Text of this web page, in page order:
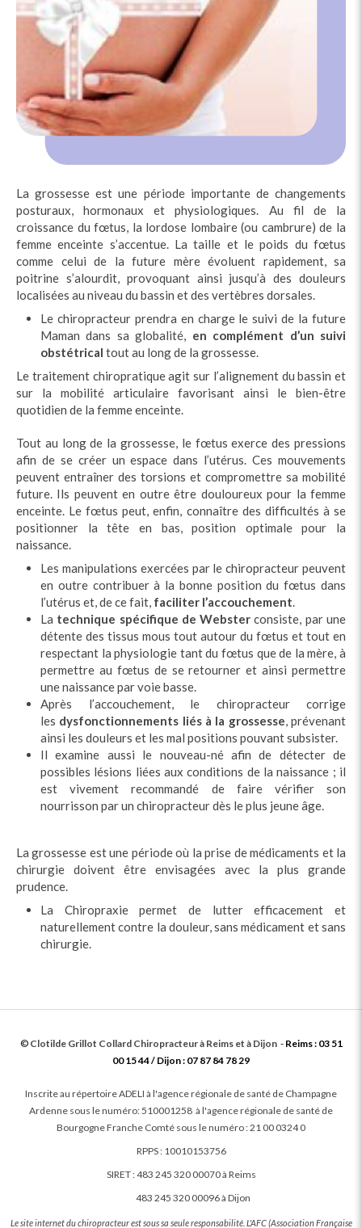
La grossesse est une période importante de changements
posturaux, hormonaux et physiologiques. Au fil de la
croissance du fœtus, la lordose lombaire (ou cambrure) de la
femme enceinte s’accentue. La taille et le poids du fœtus
comme celui de la future mère évoluent rapidement, sa
poitrine s’alourdit, provoquant ainsi jusqu’à des douleurs
localisées au niveau du bassin et des vertèbres dorsales.
Le chiropracteur prendra en charge le suivi de la future
Maman dans sa globalité, en complément d’un suivi
obstétrical tout au long de la grossesse.
Le traitement chiropratique agit sur l’alignement du bassin et
sur la mobilité articulaire favorisant ainsi le bien-être
quotidien de la femme enceinte.
Tout au long de la grossesse, le fœtus exerce des pressions
afin de se créer un espace dans l’utérus. Ces mouvements
peuvent entraîner des torsions et compromettre sa mobilité
future. Ils peuvent en outre être douloureux pour la femme
enceinte. Le fœtus peut, enfin, connaître des difficultés à se
positionner la tête en bas, position optimale pour la
naissance.
Les manipulations exercées par le chiropracteur peuvent
en outre contribuer à la bonne position du fœtus dans
l’utérus et, de ce fait, faciliter l’accouchement.
La technique spécifique de Webster consiste, par une
détente des tissus mous tout autour du fœtus et tout en
respectant la physiologie tant du fœtus que de la mère, à
permettre au fœtus de se retourner et ainsi permettre
une naissance par voie basse.
Après l’accouchement, le chiropracteur corrige
les dysfonctionnements liés à la grossesse, prévenant
ainsi les douleurs et les mal positions pouvant subsister.
Il examine aussi le nouveau-né afin de détecter de
possibles lésions liées aux conditions de la naissance ; il
est vivement recommandé de faire vérifier son
nourrisson par un chiropracteur dès le plus jeune âge.
La grossesse est une période où la prise de médicaments et la
chirurgie doivent être envisagées avec la plus grande
prudence.
La Chiropraxie permet de lutter efficacement et
naturellement contre la douleur, sans médicament et sans
chirurgie.
© Clotilde Grillot Collard Chiropracteur à Reims et à Dijon - Reims : 03 51
00 15 44 / Dijon : 07 87 84 78 29
Inscrite au répertoire ADELI à l'agence régionale de santé de Champagne
Ardenne sous le numéro: 510001258 à l'agence régionale de santé de
Bourgogne Franche Comté sous le numéro : 21 00 0324 0
RPPS : 10010153756
SIRET : 483 245 320 00070 à Reims
483 245 320 00096 à Dijon
Le site internet du chiropracteur est sous sa seule responsabilité. L'AFC (Association Française